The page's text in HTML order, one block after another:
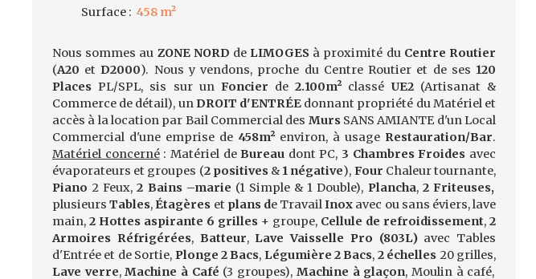
Surface : 458 m²
Nous sommes au ZONE NORD de LIMOGES à proximité duCentre Routier
(A20 etD2000). Nous y vendons, proche du Centre Routier et de ses 120
Places PL/SPL, sis sur un Foncier de2.100m² classé UE2(Artisanat &
Commerce de détail), unDROIT d'ENTRÉE donnant propriété du Matériel et
accès à la location par Bail Commercial des MursSANS AMIANTE d'un Local
Commercial d'une emprise de 458m²environ, à usage Restauration/Bar.
Matériel concerné: Matériel deBureau dont PC, 3 Chambres Froides avec
évaporateurs et groupes (2 positives & 1 négative), Four Chaleur tournante,
Piano 2 Feux, 2 Bains –marie (1 Simple & 1 Double), Plancha,2 Friteuses,
plusieurs Tables,Étagères etplans de TravailInox avec ou sans éviers, lave
main, 2 Hottes aspirante 6 grilles + groupe, Cellule de refroidissement, 2
Armoires Réfrigérées,Batteur,Lave Vaisselle Pro (803L)avec Tables
d'Entrée et de Sortie, Plonge 2 Bacs, Légumière 2 Bacs, 2 échelles 20 grilles,
Lave verre,Machine à Café (3 groupes), Machine à glaçon, Moulin à café,